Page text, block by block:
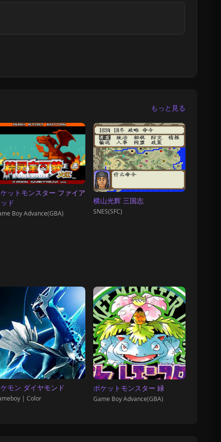
もっと見る
ットモンスター ファイア
ド
Boy Advance(GBA)
横山光辉 三国志
SNES(SFC)
モン ダイヤモンド
| Color
ポケットモンスター 緑
Game Boy Advance(GBA)